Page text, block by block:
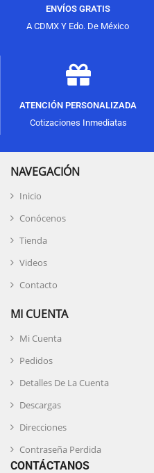
ENVÍOS GRATIS
A CDMX Y Edo. De México
ATENCIÓN PERSONALIZADA
Cotizaciones Inmediatas
NAVEGACIÓN
Inicio
Conócenos
Tienda
Videos
Contacto
MI CUENTA
Mi Cuenta
Pedidos
Detalles De La Cuenta
Descargas
Direcciones
Contraseña Perdida
CONTÁCTANOS